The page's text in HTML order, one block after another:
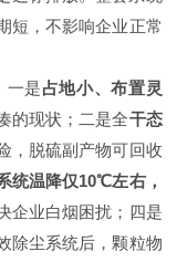
短，不影响企业正常
一是占地小、布置灵
的现状；二是全干态
，脱硫副产物可回收
统温降仅10℃左右，
企业白烟困扰；四是
除尘系统后，颗粒物